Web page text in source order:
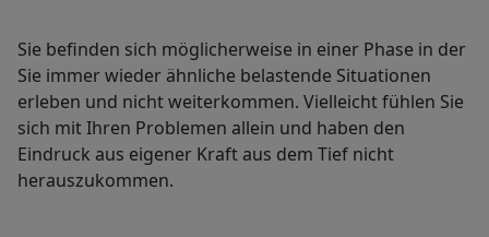
Sie befinden sich möglicherweise in einer Phase in der
Sie immer wieder ähnliche belastende Situationen
erleben und nicht weiterkommen. Vielleicht fühlen Sie
sich mit Ihren Problemen allein und haben den
Eindruck aus eigener Kraft aus dem Tief nicht
herauszukommen.